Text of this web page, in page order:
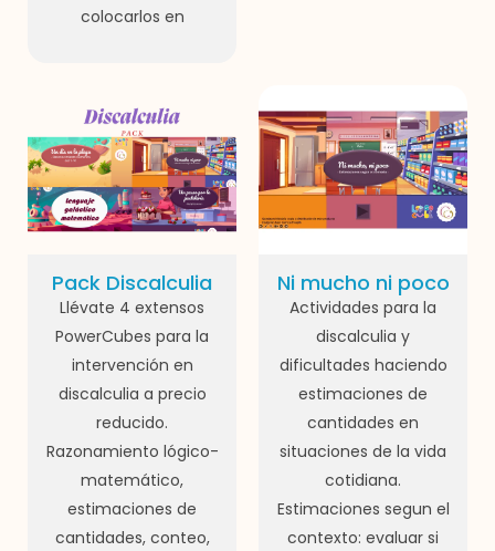
colocarlos en
Pack Discalculia
Llévate 4 extensos
PowerCubes para la
intervención en
discalculia a precio
reducido.
Razonamiento lógico-
matemático,
estimaciones de
cantidades, conteo,
Ni mucho ni poco
Actividades para la
discalculia y
dificultades haciendo
estimaciones de
cantidades en
situaciones de la vida
cotidiana.
Estimaciones segun el
contexto: evaluar si